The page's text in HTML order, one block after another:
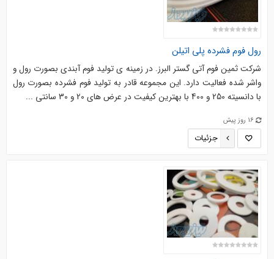
رول فوم فشرده پلی اتیلن
شرکت ثمین فوم آتی گستر البرز. در زمینه ی تولید فوم آبندی بصورت رول و
واشر شده فعالیت دارد. این مجموعه قادر به تولید فوم فشرده بصورت رول
با دانسیته 250 و 400 با بهترین کیفیت در عرض های 20 و 30 سانتی ...
16 روز پیش
جزئیات